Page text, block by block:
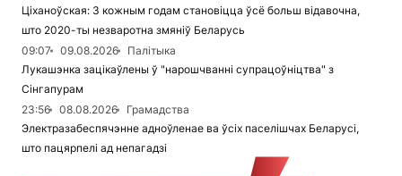
Ціханоўская: З кожным годам становіцца ўсё больш відавочна,
што 2020-ты незваротна змяніў Беларусь
09:07
09.08.2026
Палітыка
Лукашэнка зацікаўлены ў "нарошчванні супрацоўніцтва" з
Сінгапурам
23:56
08.08.2026
Грамадства
Электразабеспячэнне адноўленае ва ўсіх паселішчах Беларусі,
што пацярпелі ад непагадзі